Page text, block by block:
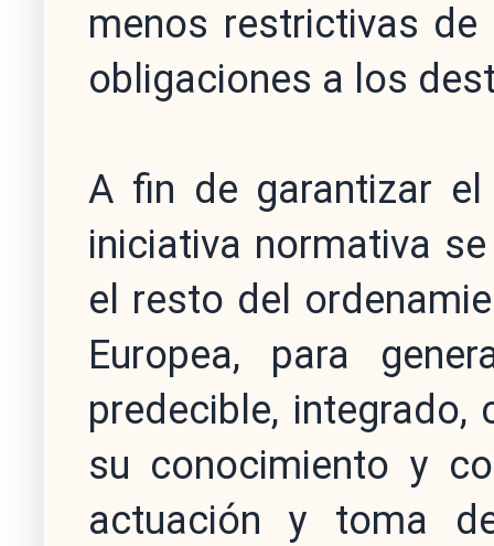
menos restrictivas
obligaciones a los
A fin de garantizar
iniciativa normativa
el resto del
Europea, para
predecible,
su conocimiento y
actuación y toma